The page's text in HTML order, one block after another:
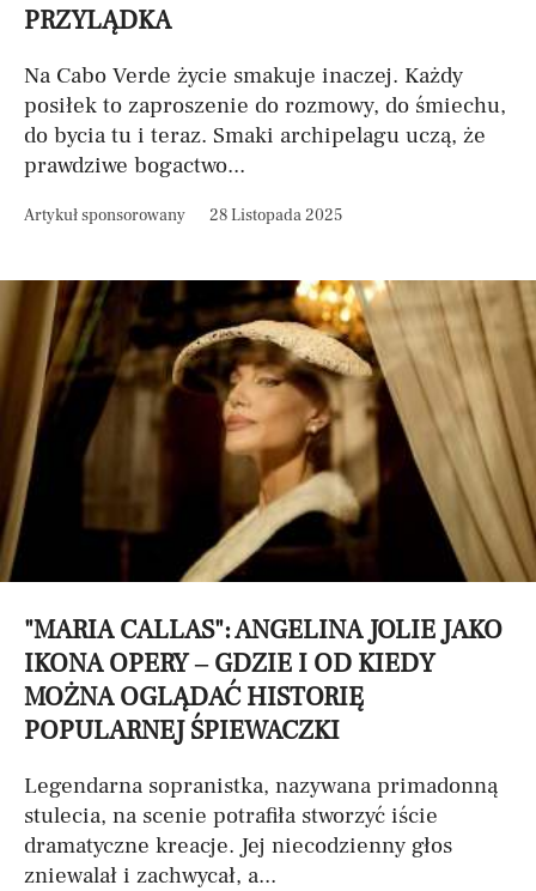
PRZYLĄDKA
Na Cabo Verde życie smakuje inaczej. Każdy
posiłek to zaproszenie do rozmowy, do śmiechu,
do bycia tu i teraz. Smaki archipelagu uczą, że
prawdziwe bogactwo...
Artykuł sponsorowany 28 Listopada 2025
"MARIA CALLAS": ANGELINA JOLIE JAKO
IKONA OPERY – GDZIE I OD KIEDY
MOŻNA OGLĄDAĆ HISTORIĘ
POPULARNEJ ŚPIEWACZKI
Legendarna sopranistka, nazywana primadonną
stulecia, na scenie potrafiła stworzyć iście
dramatyczne kreacje. Jej niecodzienny głos
zniewalał i zachwycał, a...